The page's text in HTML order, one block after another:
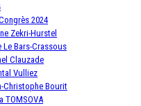
2024
Zekri-Hurstel
Le Bars-Crassous
Clauzade
Vulliez
Christophe Bourit
TOMSOVA